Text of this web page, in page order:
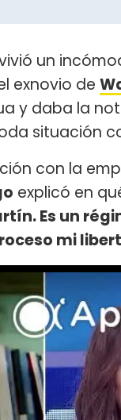
un
exnovio de
y daba la
situación
con la
explicó en
Es un
mi